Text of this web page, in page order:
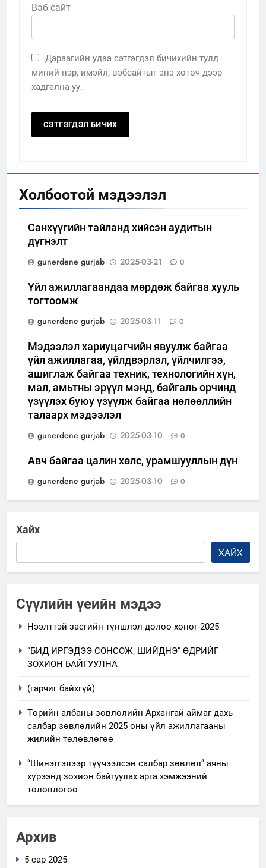
Вэб сайт
Дараагийн удаа сэтгэгдэл бичихийн тулд
миний нэр, имэйл, вэбсайтыг энэ хөтөч дээр
хадгална уу.
Холбоотой мэдээлэл
Санхүүгийн тайланд хийсэн аудитын
дүгнэлт
gunerdene gurjab
2025-03-21 0
Үйл ажиллагаандаа мөрдөж байгаа хууль
тогтоомж
gunerdene gurjab
2025-03-11 0
Мэдээлэл хариуцагчийн явуулж байгаа
үйл ажиллагаа, үйлдвэрлэл, үйлчилгээ,
ашиглаж байгаа техник, технологийн хүн,
мал, амьтны эрүүл мэнд, байгаль орчинд
үзүүлэх буюу үзүүлж байгаа нөлөөллийн
талаарх мэдээлэл
gunerdene gurjab
2025-03-10 0
Авч байгаа цалин хөлс, урамшууллын дүн
gunerdene gurjab
2025-03-10 0
Хайх
ХАЙХ
Сүүлийн үеийн мэдээ
Нээлттэй засгийн түншлэл долоо хоног-2025
“БИД ИРГЭДЭЭ СОНСОЖ, ШИЙДНЭ” ӨДРИЙГ
ЗОХИОН БАЙГУУЛНА
(гарчиг байхгүй)
Төрийн албаны зөвлөлийн Архангай аймаг дахь
салбар зөвлөлийн 2025 оны үйл ажиллагааны
жилийн төлөвлөгөө
“Шинэтгэлээр түүчээлсэн салбар зөвлөл” аяны
хүрээнд зохион байгуулах арга хэмжээний
төлөвлөгөө
Архив
5 сар 2025